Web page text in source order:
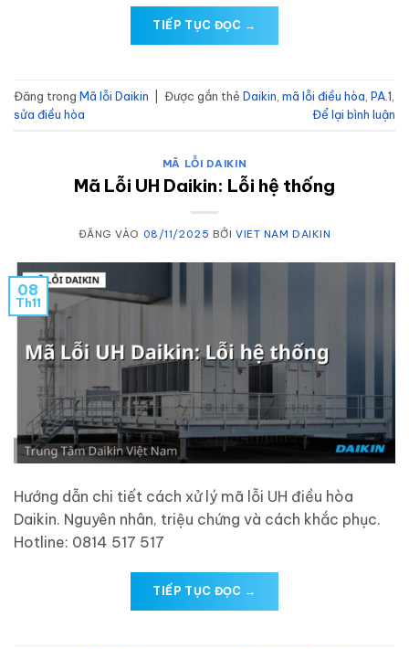
TIẾP TỤC ĐỌC →
Đăng trong Mã lỗi Daikin Được gắn thẻ Daikin mã lỗi điều hòa PA.1
sửa điều hòa
Để lại bình luận
MÃ LỖI DAIKIN
Mã Lỗi UH Daikin: Lỗi hệ thống
ĐĂNG VÀO 08/11/2025 BỞIVIET NAM DAIKIN
08
Th11
Hướng dẫn chi tiết cách xử lý mã lỗi UH điều hòa
Daikin. Nguyên nhân, triệu chứng và cách khắc phục.
Hotline: 0814 517 517
TIẾP TỤC ĐỌC →